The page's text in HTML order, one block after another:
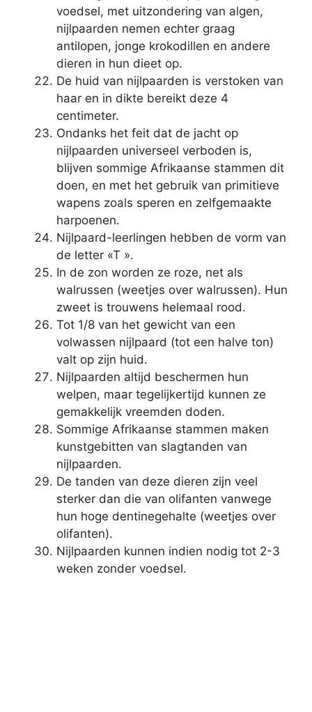
voedsel, met uitzondering van algen,
nijlpaarden nemen echter graag
antilopen, jonge krokodillen en andere
dieren in hun dieet op.
De huid van nijlpaarden is verstoken van
haar en in dikte bereikt deze 4
centimeter.
Ondanks het feit dat de jacht op
nijlpaarden universeel verboden is,
blijven sommige Afrikaanse stammen dit
doen, en met het gebruik van primitieve
wapens zoals speren en zelfgemaakte
harpoenen.
Nijlpaard-leerlingen hebben de vorm van
de letter «T ».
In de zon worden ze roze, net als
walrussen (weetjes over walrussen). Hun
zweet is trouwens helemaal rood.
Tot 1/8 van het gewicht van een
volwassen nijlpaard (tot een halve ton)
valt op zijn huid.
Nijlpaarden altijd beschermen hun
welpen, maar tegelijkertijd kunnen ze
gemakkelijk vreemden doden.
Sommige Afrikaanse stammen maken
kunstgebitten van slagtanden van
nijlpaarden.
De tanden van deze dieren zijn veel
sterker dan die van olifanten vanwege
hun hoge dentinegehalte (weetjes over
olifanten).
Nijlpaarden kunnen indien nodig tot 2-3
weken zonder voedsel.